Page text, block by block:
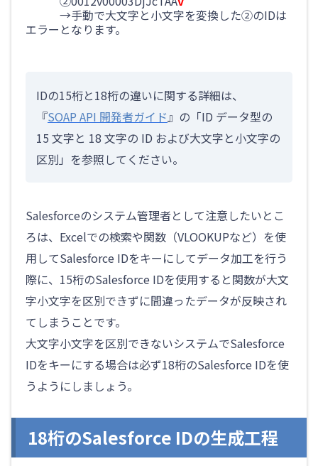
→手動で大文字と小文字を変換した②のIDは
エラーとなります。
IDの15桁と18桁の違いに関する詳細は、
『SOAP API 開発者ガイド』の「ID データ型の
15 文字と 18 文字の ID および大文字と小文字の
区別」を参照してください。
Salesforceのシステム管理者として注意したいとこ
ろは、Excelでの検索や関数（VLOOKUPなど）を使
用してSalesforce IDをキーにしてデータ加工を行う
際に、15桁のSalesforce IDを使用すると関数が大文
字小文字を区別できずに間違ったデータが反映され
てしまうことです。
大文字小文字を区別できないシステムでSalesforce
IDをキーにする場合は必ず18桁のSalesforce IDを使
うようにしましょう。
18桁のSalesforce IDの生成工程